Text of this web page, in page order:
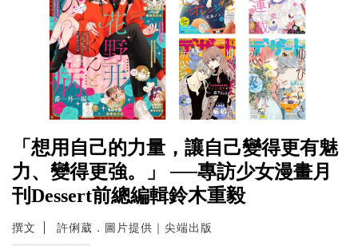
「想用自己的力量，讓自己變得更有魅
力、變得更強。」 ──專訪少女漫畫月
刊Dessert前總編輯鈴木重毅
撰文 許俐葳．圖片提供｜尖端出版